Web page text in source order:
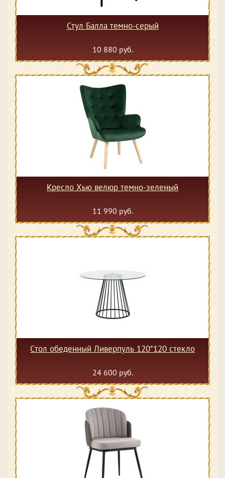
Стул Балла темно-серый
10 880 руб.
Кресло Хью велюр темно-зеленый
11 990 руб.
Стол обеденный Ливерпуль 120*120 стекло
24 600 руб.